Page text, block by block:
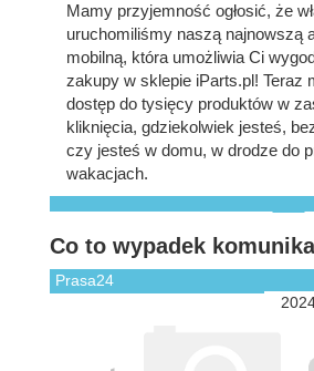
Mamy przyjemność ogłosić, że
uruchomiliśmy naszą najnowszą
mobilną, która umożliwia Ci
zakupy w sklepie iParts.pl! Teraz
dostęp do tysięcy produktów w
kliknięcia, gdziekolwiek jesteś,
czy jesteś w domu, w drodze do
wakacjach.
Co to wypadek
Prasa24